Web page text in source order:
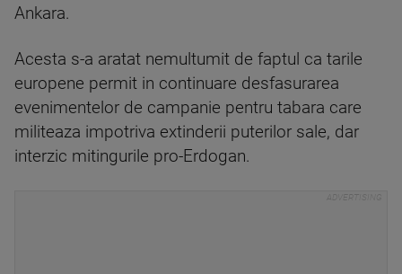
Ankara.
Acesta s-a aratat nemultumit de faptul ca tarile
europene permit in continuare desfasurarea
evenimentelor de campanie pentru tabara care
militeaza impotriva extinderii puterilor sale, dar
interzic mitingurile pro-Erdogan.